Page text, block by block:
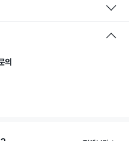
통합인증 마크입니다. 법에서 정한
의